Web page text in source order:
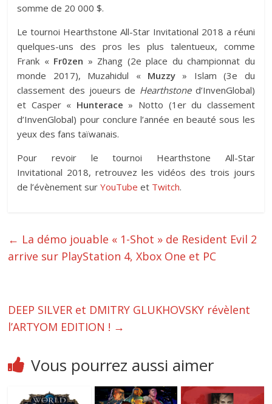
somme de 20 000 $.
Le tournoi Hearthstone All-Star Invitational 2018 a réuni
quelques-uns des pros les plus talentueux, comme
Frank « Fr0zen » Zhang (2e place du championnat du
monde 2017), Muzahidul « Muzzy » Islam (3e du
classement des joueurs de Hearthstoned’InvenGlobal)
et Casper « Hunterace » Notto (1er du classement
d’InvenGlobal) pour conclure l’année en beauté sous les
yeux des fans taïwanais.
Pour revoir le tournoi Hearthstone All-Star
Invitational 2018, retrouvez les vidéos des trois jours
de l’évènement surYouTube et Twitch.
← La démo jouable « 1-Shot » de Resident Evil 2
arrive sur PlayStation 4, Xbox One et PC
DEEP SILVER et DMITRY GLUKHOVSKY révèlent
l’ARTYOM EDITION ! →
Vous pourrez aussi aimer